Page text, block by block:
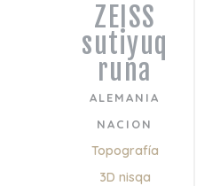
ZEISS
sutiyuq
runa
ALEMANIA
NACION
Topografía
3D nisqa